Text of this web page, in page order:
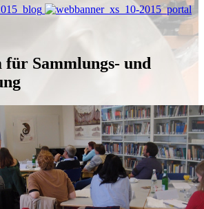
für Sammlungs- und